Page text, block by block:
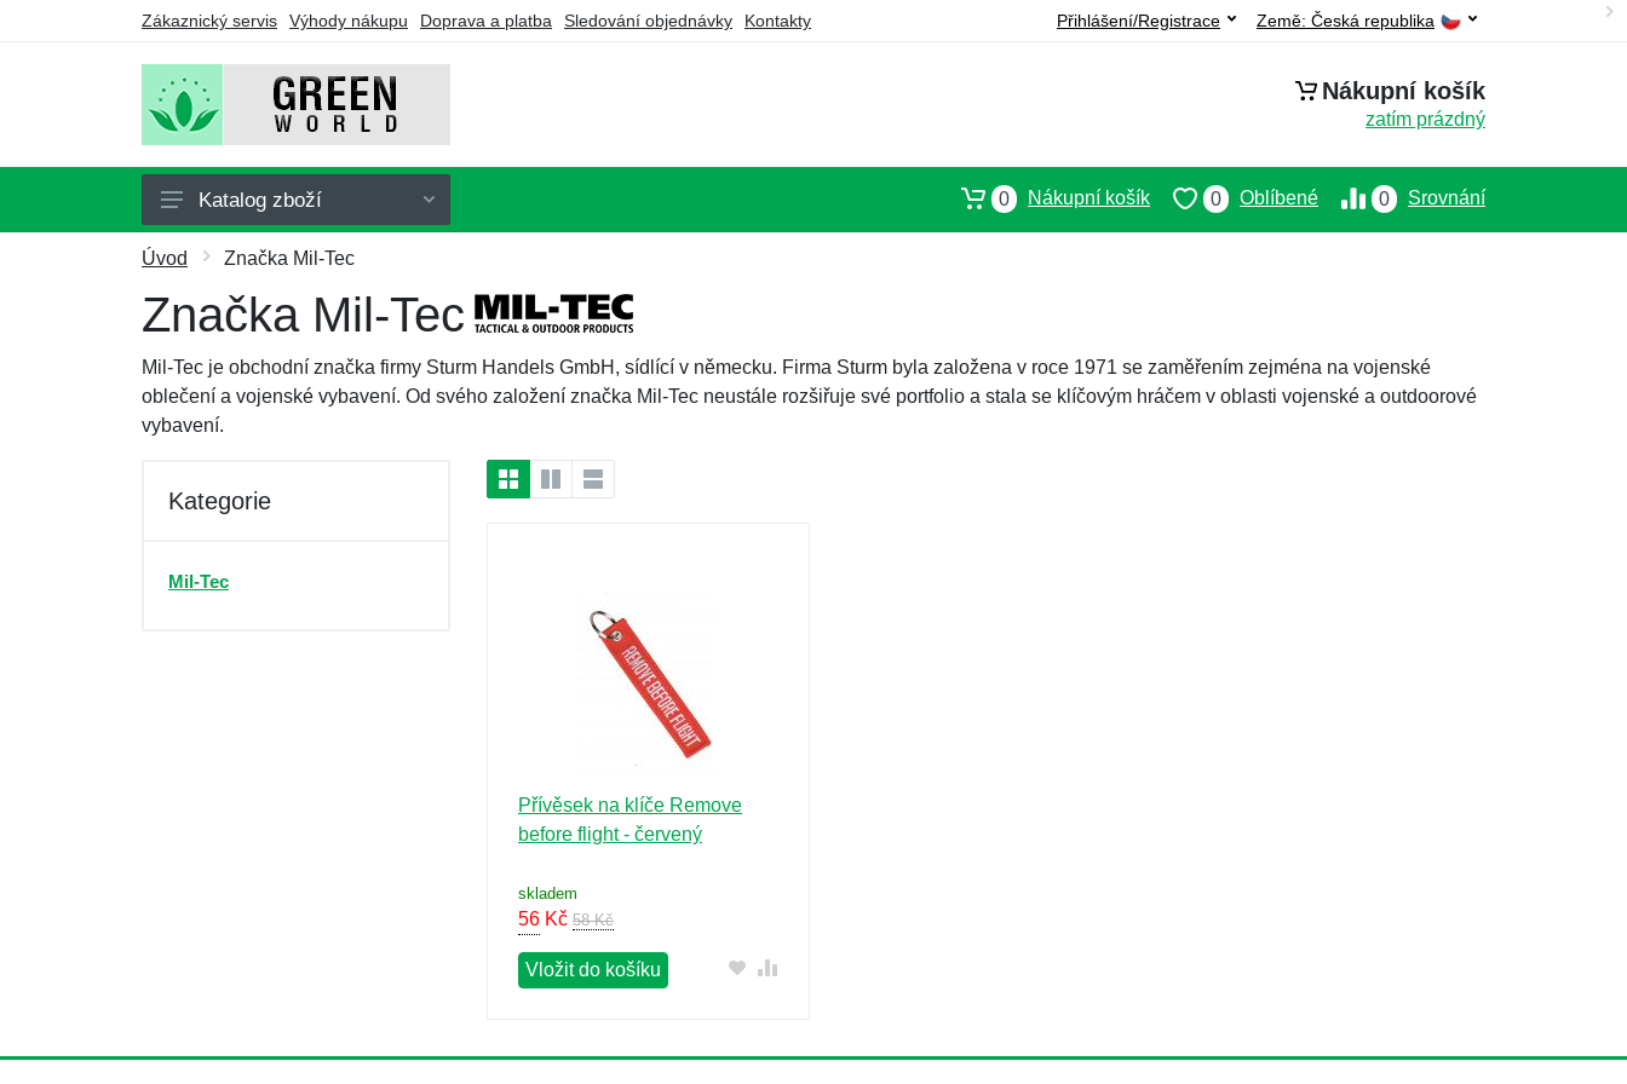
Zákaznický servis Výhody nákupu Doprava a platba Sledování objednávky Kontakty Země: Česká republika
Přihlášení/Registrace
Nákupní košík
zatím prázdný
Doplňky stravy
Nápoje
Drogerie
Ozonátory
Dárkové poukazy
Katalog zboží 0 Srovnání
0 Oblíbené
0 Nákupní košík
Úvod Značka Mil-Tec
Značka Mil-Tec
Mil-Tec je obchodní značka firmy Sturm Handels GmbH, sídlící v německu. Firma Sturm byla založena v roce 1971 se zaměřením zejména na vojenské
oblečení a vojenské vybavení. Od svého založení značka Mil-Tec neustále rozšiřuje své portfolio a stala se klíčovým hráčem v oblasti vojenské a outdoorové
vybavení.
Kategorie
Mil-Tec
Přívěsek na klíče Remove
before flight - červený
skladem
56 Kč 58 Kč
Vložit do košíku